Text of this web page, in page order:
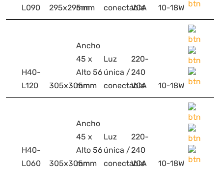
L090
295x295mm
mm
conectable
VCA
10-18W
H40-
L120
305x305mm
Ancho
45 x
Alto 56
mm
Luz
única /
conectable
220-
240
VCA
10-18W
H40-
L060
305x305mm
Ancho
45 x
Alto 56
mm
Luz
única /
conectable
220-
240
VCA
10-18W